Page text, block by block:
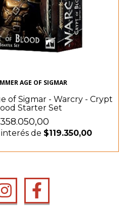
AGE OF SIGMAR
of Sigmar - Warcry - Crypt
Starter Set
de $119.350,00